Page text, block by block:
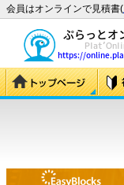
会員はオンラインで見積書(